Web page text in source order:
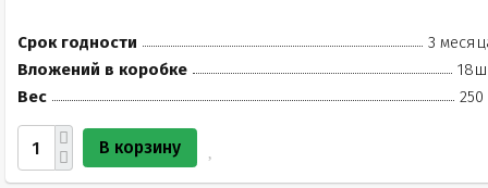
Срок годности
3
Вложений в коробке
Вес
250
В корзину